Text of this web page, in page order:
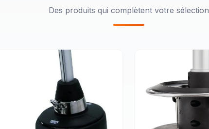
Des produits qui complètent votre sélection